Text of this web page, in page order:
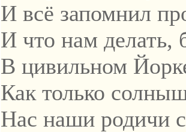
И всё запомнил
И что нам делать,
В цивильном
Как только
Нас наши родичи